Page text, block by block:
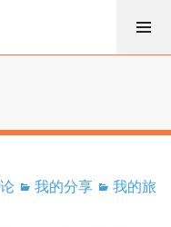
我的分享
我的旅